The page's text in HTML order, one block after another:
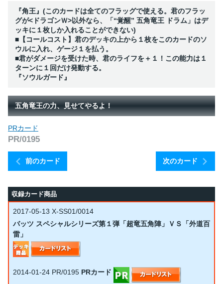
『角王』(このカードは全てのフラッグで使える。君のフラッ
グが<ドラゴンＷ>以外なら、「“覚醒” 五角竜王 ドラム」はデ
ッキに１枚しか入れることができない)
■【コールコスト】君のデッキの上から１枚をこのカードのソ
ウルに入れ、ゲージ１を払う。
■君がダメージを受けた時、君のライフを＋１！この能力は１
ターンに１回だけ発動する。
『ソウルガード』
五角竜王の力、見せてやるよ！
前のカード
PRカード
PR/0195
次のカード
収録カード商品
2017-05-13 X-SS01/0014
バッツ スペシャルシリーズ第１弾「超竜五角陣」ＶＳ「外道百
雷」
2014-01-24 PR/0195 PRカード